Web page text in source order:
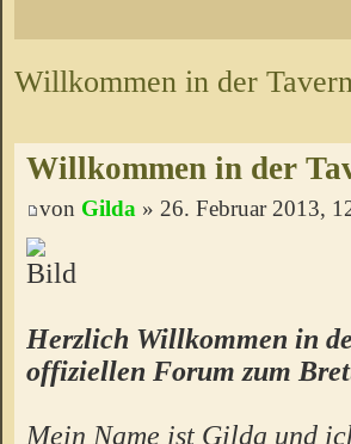
Willkommen in der
Willkommen in der
von Gilda » 26. Februar 2013,
Herzlich Willkommen in
offiziellen Forum zum
Mein Name ist Gilda und